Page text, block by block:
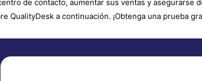
de contacto, aumentar sus ventas y asegurarse
QualityDesk a continuación. ¡Obtenga una prueba